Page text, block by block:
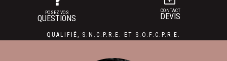
POSEZ VOS
QUESTIONS
CONTACT
DEVIS
QUALIFIÉ, S.N.C.P.R.E. ET S.O.F.C.P.R.E.